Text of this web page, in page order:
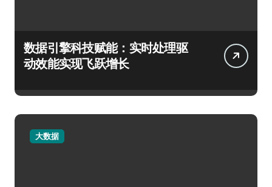
数据引擎科技赋能：实时处理驱
动效能实现飞跃增长
大数据